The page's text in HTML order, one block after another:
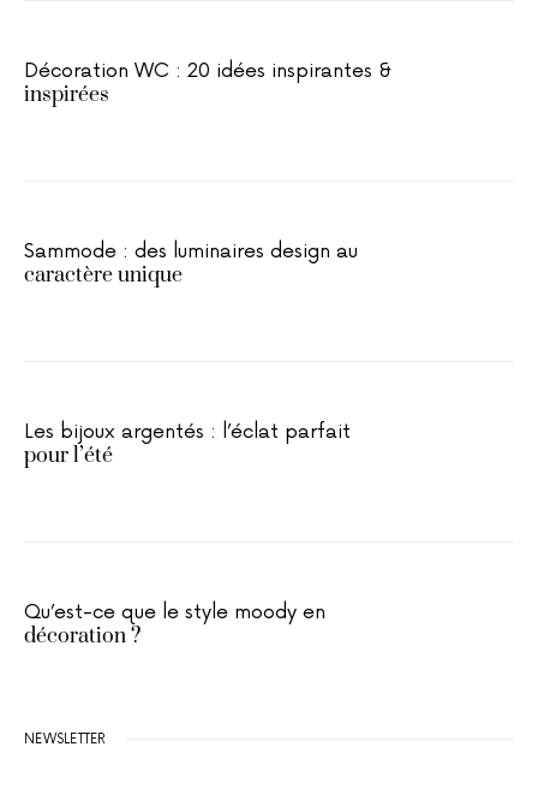
Décoration WC : 20 idées inspirantes &
inspirées
Sammode : des luminaires design au
caractère unique
Les bijoux argentés : l’éclat parfait
pour l’été
Qu’est-ce que le style moody en
décoration ?
NEWSLETTER